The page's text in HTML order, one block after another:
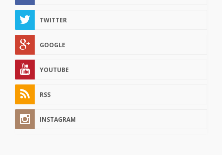
TWITTER
GOOGLE
YOUTUBE
RSS
INSTAGRAM